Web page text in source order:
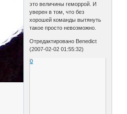
это величины геморрой. И
уверен в том, что без
хорошей команды вытянуть
такое просто невозможно.
Отредактировано Benedict
(2007-02-02 01:55:32)
0